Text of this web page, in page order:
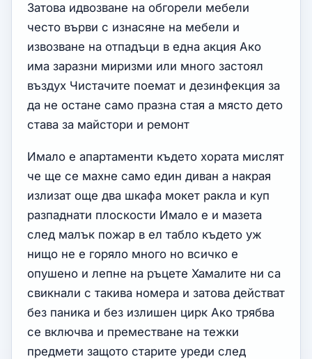
Затова идвозване на обгорели мебели
често върви с изнасяне на мебели и
извозване на отпадъци в една акция Ако
има заразни миризми или много застоял
въздух Чистачите поемат и дезинфекция за
да не остане само празна стая а място дето
става за майстори и ремонт
Имало е апартаменти където хората мислят
че ще се махне само един диван а накрая
излизат още два шкафа мокет ракла и куп
разпаднати плоскости Имало е и мазета
след малък пожар в ел табло където уж
нищо не е горяло много но всичко е
опушено и лепне на ръцете Хамалите ни са
свикнали с такива номера и затова действат
без паника и без излишен цирк Ако трябва
се включва и преместване на тежки
предмети защото старите уреди след